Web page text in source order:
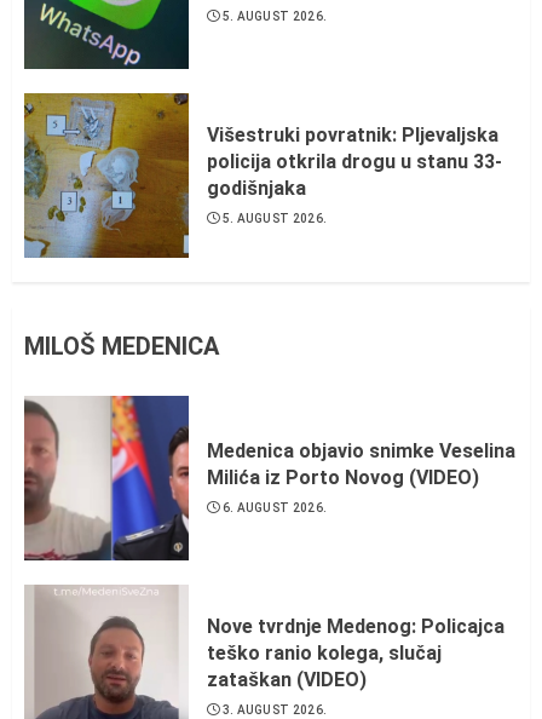
5. AUGUST 2026.
Višestruki povratnik: Pljevaljska
policija otkrila drogu u stanu 33-
godišnjaka
5. AUGUST 2026.
MILOŠ MEDENICA
Medenica objavio snimke Veselina
Milića iz Porto Novog (VIDEO)
6. AUGUST 2026.
Nove tvrdnje Medenog: Policajca
teško ranio kolega, slučaj
zataškan (VIDEO)
3. AUGUST 2026.